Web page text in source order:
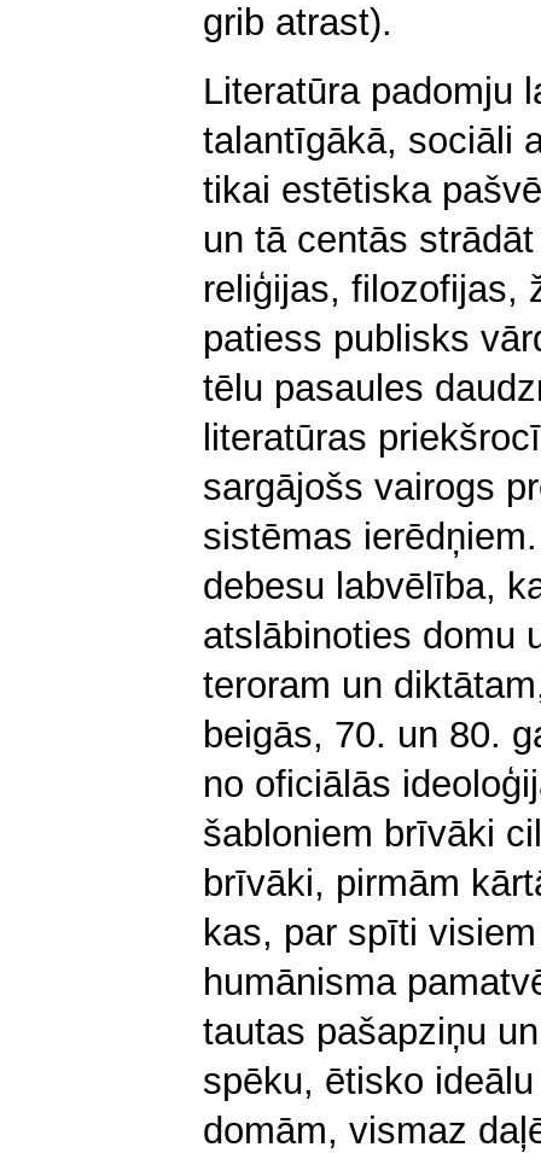
grib atrast).
Literatūra padomju
talantīgākā, sociāli
tikai estētiska
un tā centās
reliģijas, filozofijas,
patiess publisks
tēlu pasaules
literatūras
sargājošs vairogs
sistēmas
debesu labvēlība,
atslābinoties domu
teroram un
beigās, 70. un 80.
no oficiālās
šabloniem brīvāki
brīvāki, pirmām
kas, par spīti
humānisma
tautas pašapziņu
spēku, ētisko
domām, vismaz